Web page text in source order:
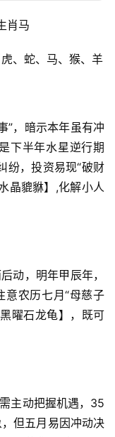
肖马
、蛇、马、猴、羊
”，暗示本年虽有冲
下半年水星逆行期
纷，投资易现“破财
晶貔貅】,化解小人
动，明年甲辰年，
意农历七月“母慈子
曜石龙龟】，既可
主动把握机遇，35
但五月易因冲动决